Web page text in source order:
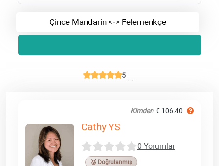
Çince Mandarin <-> Felemenkçe
5
Kimden € 106.40
Cathy YS
0 Yorumlar
🥉 Doğrulanmış